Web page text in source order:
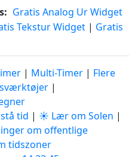
Gratis Analog Ur Widget
Tekstur Widget | Gratis
| Multi-Timer | Flere
|
tid | ☀️ Lær om Solen |
om offentlige
tidszoner